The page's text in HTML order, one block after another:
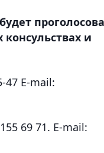
и
47 E-mail:
69 71. E-mail: